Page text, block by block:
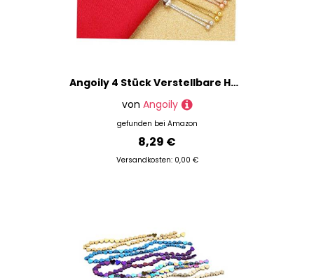
Angoily 4 Stück Verstellbare Halbzeug Armbänder mit Kugelzug Slider Messing Schmuckzubehör für DIY Handgelenk Damen Herren in Gold Weißgold Roségold Schwarz
von Angoily
gefunden bei Amazon
8,29 €
Versandkosten: 0,00 €